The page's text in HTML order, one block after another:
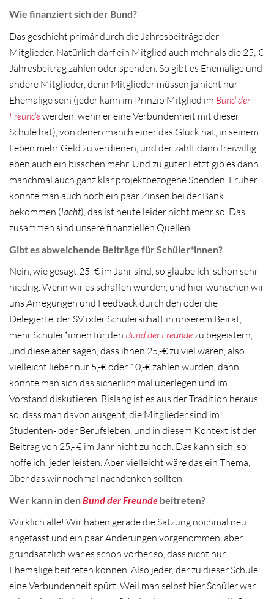
Wie finanziert sich der Bund?
Das geschieht primär durch die Jahresbeiträge der
Mitglieder. Natürlich darf ein Mitglied auch mehr als die 25,-€
Jahresbeitrag zahlen oder spenden. So gibt es Ehemalige und
andere Mitglieder, denn Mitglieder müssen ja nicht nur
Ehemalige sein (jeder kann im Prinzip Mitglied im Bund der
Freundewerden, wenn er eine Verbundenheit mit dieser
Schule hat), von denen manch einer das Glück hat, in seinem
Leben mehr Geld zu verdienen, und der zahlt dann freiwillig
eben auch ein bisschen mehr. Und zu guter Letzt gib es dann
manchmal auch ganz klar projektbezogene Spenden. Früher
konnte man auch noch ein paar Zinsen bei der Bank
bekommen (lacht), das ist heute leider nicht mehr so. Das
zusammen sind unsere finanziellen Quellen.
Gibt es abweichende Beiträge für Schüler*innen?
Nein, wie gesagt 25,-€ im Jahr sind, so glaube ich, schon sehr
niedrig. Wenn wir es schaffen würden, und hier wünschen wir
uns Anregungen und Feedback durch den oder die
Delegierte der SV oder Schülerschaft in unserem Beirat,
mehr Schüler*innen für den Bund der Freundezu begeistern,
und diese aber sagen, dass ihnen 25,-€ zu viel wären, also
vielleicht lieber nur 5,-€ oder 10,-€ zahlen würden, dann
könnte man sich das sicherlich mal überlegen und im
Vorstand diskutieren. Bislang ist es aus der Tradition heraus
so, dass man davon ausgeht, die Mitglieder sind im
Studenten- oder Berufsleben, und in diesem Kontext ist der
Beitrag von 25,- € im Jahr nicht zu hoch. Das kann sich, so
hoffe ich, jeder leisten. Aber vielleicht wäre das ein Thema,
über das wir nochmal nachdenken sollten.
Wer kann in denBund der Freunde beitreten?
Wirklich alle! Wir haben gerade die Satzung nochmal neu
angefasst und ein paar Änderungen vorgenommen, aber
grundsätzlich war es schon vorher so, dass nicht nur
Ehemalige beitreten können. Also jeder, der zu dieser Schule
eine Verbundenheit spürt. Weil man selbst hier Schüler war